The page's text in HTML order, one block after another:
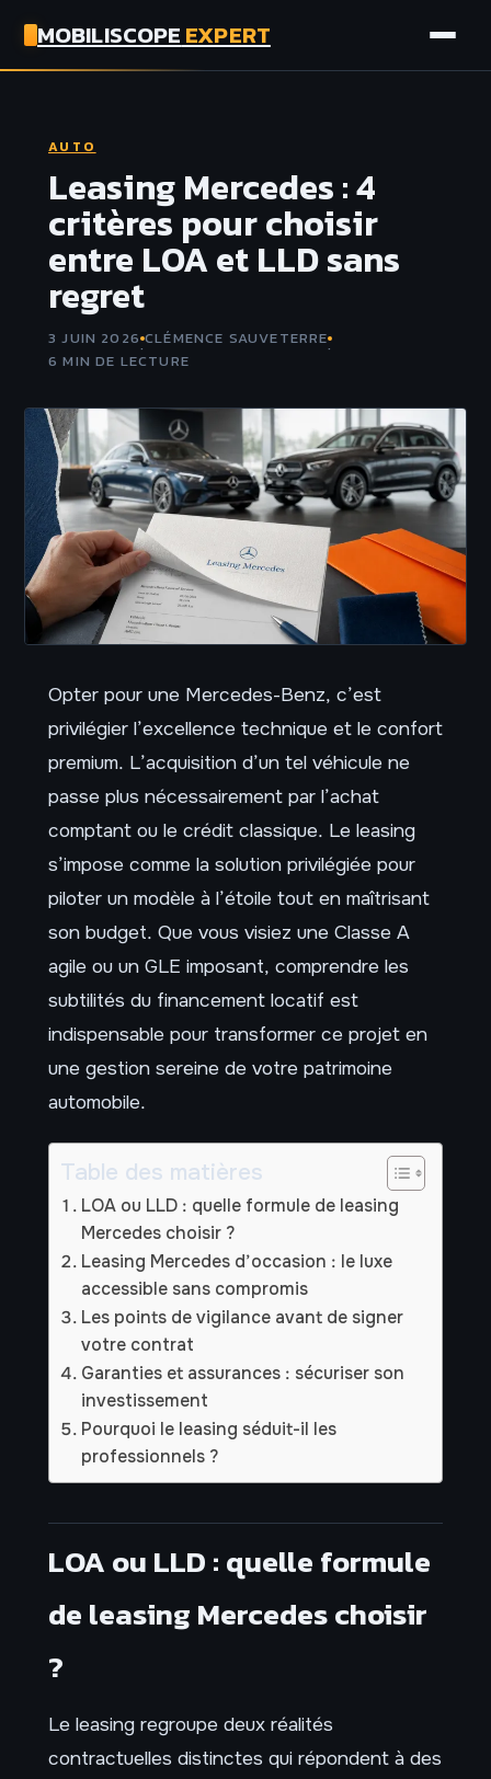
MOBILISCOPEEXPERT
ASSURANCE
AUTO
Leasing Mercedes : 4
critères pour choisir
entre LOA et LLD sans
regret
3 JUIN 2026·CLÉMENCE SAUVETERRE·
6 MIN DE LECTURE
Opter pour une Mercedes-Benz, c’est
privilégier l’excellence technique et le confort
premium. L’acquisition d’un tel véhicule ne
passe plus nécessairement par l’achat
comptant ou le crédit classique. Le leasing
s’impose comme la solution privilégiée pour
piloter un modèle à l’étoile tout en maîtrisant
son budget. Que vous visiez une Classe A
agile ou un GLE imposant, comprendre les
subtilités du financement locatif est
indispensable pour transformer ce projet en
une gestion sereine de votre patrimoine
automobile.
Table des matières
LOA ou LLD : quelle formule de leasing
Mercedes choisir ?
Leasing Mercedes d’occasion : le luxe
accessible sans compromis
Les points de vigilance avant de signer
votre contrat
Garanties et assurances : sécuriser son
investissement
Pourquoi le leasing séduit-il les
professionnels ?
LOA ou LLD : quelle formule
de leasing Mercedes choisir
?
Le leasing regroupe deux réalités
contractuelles distinctes qui répondent à des